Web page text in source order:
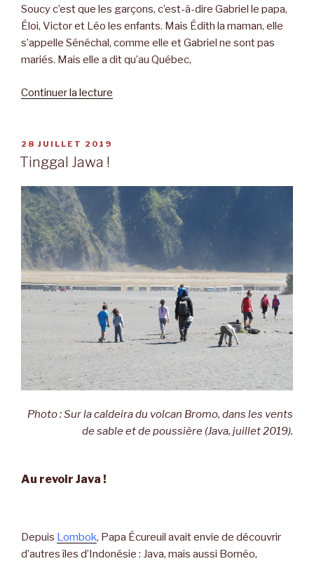
Soucy c’est que les garçons, c’est-à-dire Gabriel le papa,
Éloi, Victor et Léo les enfants. Mais Édith la maman, elle
s’appelle Sénéchal, comme elle et Gabriel ne sont pas
mariés. Mais elle a dit qu’au Québec,
Continuer la lecture
Vautherot
au
Bromo
! »
PUBLIÉ
LE
28 JUILLET 2019
Tinggal Jawa !
Photo : Sur la caldeira du volcan Bromo, dans les vents
de sable et de poussière (Java, juillet 2019).
Au revoir Java !
Depuis Lombok, Papa Écureuil avait envie de découvrir
d’autres îles d’Indonésie : Java, mais aussi Bornéo,